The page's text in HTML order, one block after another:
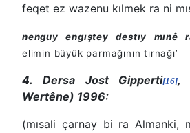
feqet ez wazenu kılmek ra ni
nenguy engıştey destıy mınê
elimin büyük parmağının tırnağı’
4. Dersa Jost Gipperti[16],
Wertêne) 1996:
(mısali çarnay bi ra Almanki,